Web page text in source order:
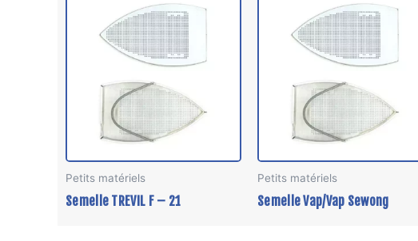
Petits matériels
Semelle TREVIL F – 21
Petits matériels
Semelle Vap/Vap Sewong